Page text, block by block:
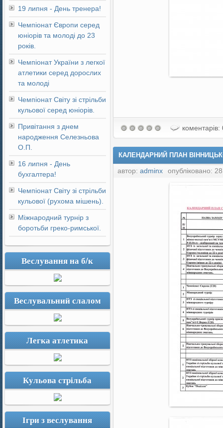
19 липня - День тренера!
Чемпіонат Європи серед
юніорів та молоді до 23
років.
Чемпіонат України з легкої
атлетики серед дорослих
та молоді
Чемпіонат Світу зі стрільби
кульової серед юніорів.
Привітання з днем
народження Селезньова
О.П.
16 липня - День
бухгалтера!
Чемпіонат Світу зі стрільби
кульової (рухома мішень).
Міжнародний турнір з
боротьби греко-римської.
Веслування на б/к
Веслувальний слалом
Легка атлетика
Кульова стрільба
Ігри з веслування
коментарів:
КАЛЕНДАРНИЙ ПЛАН
автор: adminx опубліковано: